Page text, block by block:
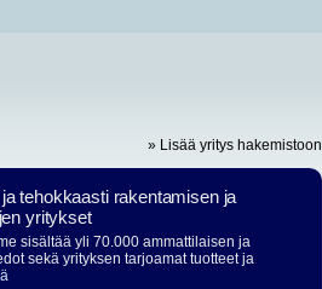
» Lisää yritys hakemistoon
tehokkaasti rakentamisen ja
yritykset
sisältää yli 70.000 ammattilaisen ja
sekä yrityksen tarjoamat tuotteet ja